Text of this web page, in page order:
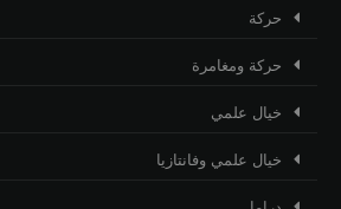
حركة
حركة ومغامرة
خيال علمي
خيال علمي وفانتازيا